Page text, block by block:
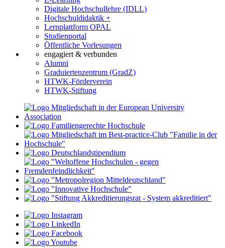
Digitale Hochschullehre (IDLL)
Hochschuldidaktik +
Lernplattform OPAL
Studienportal
Öffentliche Vorlesungen
engagiert & verbunden
Alumni
Graduiertenzentrum (GradZ)
HTWK-Förderverein
HTWK-Stiftung